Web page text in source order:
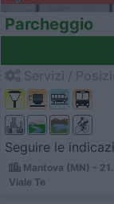
Parcheggio
Seguire le
Mantova (MN) -
Viale Te